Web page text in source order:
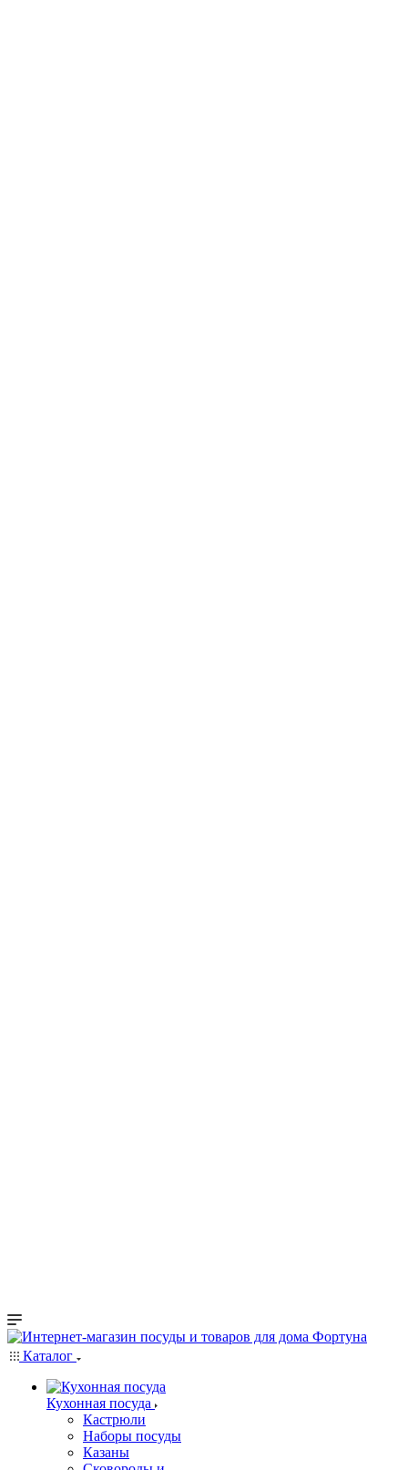
Каталог
Кухонная посуда
Кастрюли
Наборы посуды
Казаны